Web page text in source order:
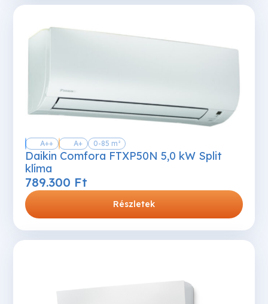
A++ A+ 0-85 m²
Daikin Comfora FTXP50N 5,0 kW Split
klíma
789.300 Ft
Részletek